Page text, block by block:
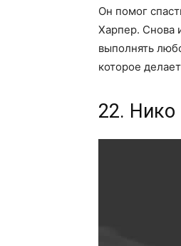
Он помог
Харпер. Снова
выполнять
которое
22. Нико